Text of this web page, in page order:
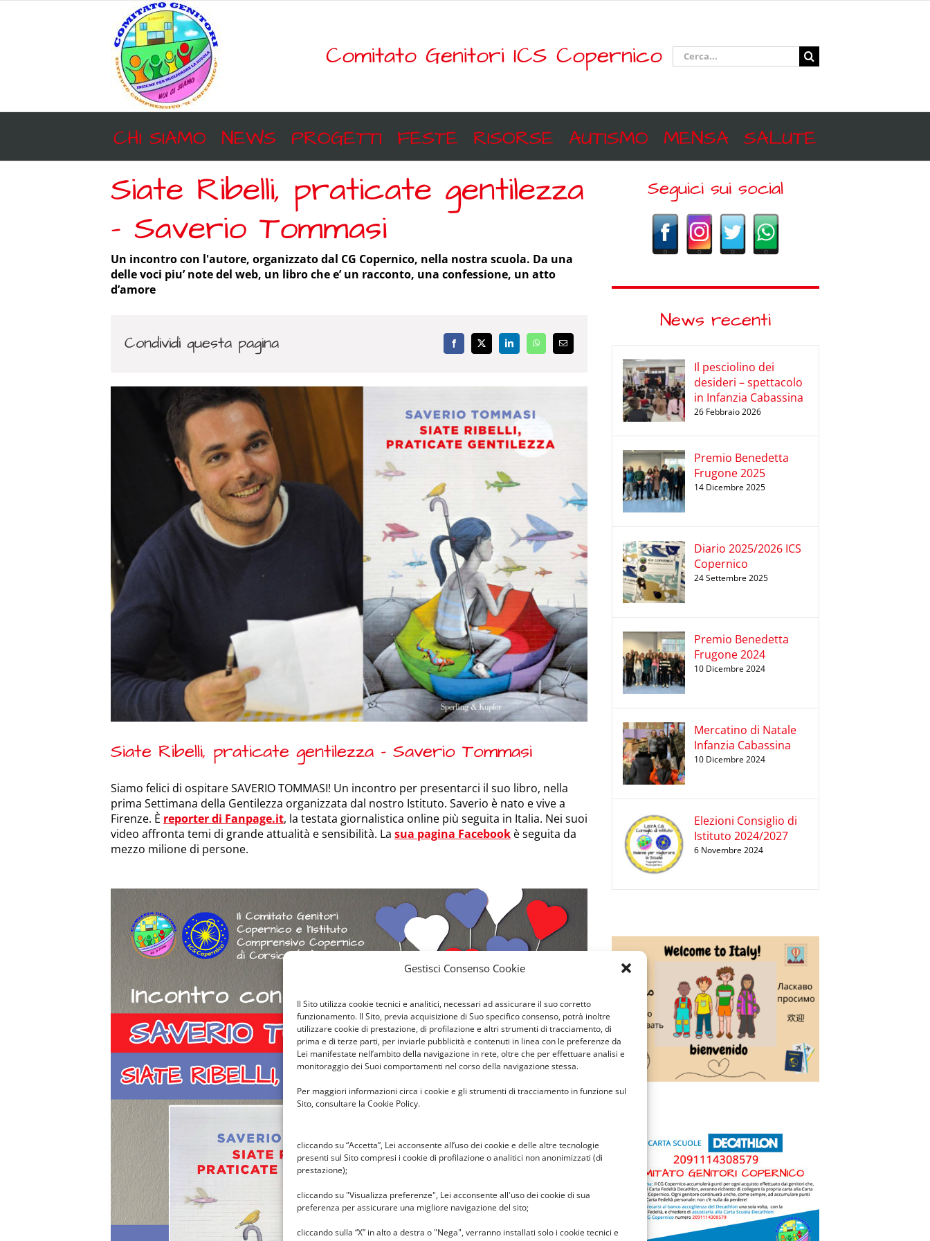
Gestisci Consenso Cookie
Il Sito utilizza cookie tecnici e analitici, necessari ad assicurare il suo corretto
funzionamento. Il Sito, previa acquisizione di Suo specifico consenso, potrà inoltre
utilizzare cookie di prestazione, di profilazione e altri strumenti di tracciamento, di
prima e di terze parti, per inviarle pubblicità e contenuti in linea con le preferenze da
Lei manifestate nell’ambito della navigazione in rete, oltre che per effettuare analisi e
monitoraggio dei Suoi comportamenti nel corso della navigazione stessa.
Per maggiori informazioni circa i cookie e gli strumenti di tracciamento in funzione sul
Sito, consultare la Cookie Policy.
cliccando su “Accetta”, Lei acconsente all’uso dei cookie e delle altre tecnologie
presenti sul Sito compresi i cookie di profilazione o analitici non anonimizzati (di
prestazione);
cliccando su "Visualizza preferenze", Lei acconsente all'uso dei cookie di sua
preferenza per assicurare una migliore navigazione del sito;
cliccando sulla “X” in alto a destra o "Nega", verranno installati solo i cookie tecnici e
Comitato Genitori ICS Copernico
Cerca
per:
CHI SIAMO NEWS PROGETTI FESTE RISORSE AUTISMO MENSA SALUTE
Siate Ribelli, praticate gentilezza
– Saverio Tommasi
Un incontro con l'autore, organizzato dal CG Copernico, nella nostra scuola. Da una
delle voci piu’ note del web, un libro che e’ un racconto, una confessione, un atto
d’amore
Condividi questa pagina Facebook
X LinkedInWhatsAppEmail
Siate Ribelli, praticate gentilezza – Saverio Tommasi
Siamo felici di ospitare SAVERIO TOMMASI! Un incontro per presentarci il suo libro, nella
prima Settimana della Gentilezza organizzata dal nostro Istituto. Saverio è nato e vive a
Firenze. È reporter di Fanpage.it, la testata giornalistica online più seguita in Italia. Nei suoi
video affronta temi di grande attualità e sensibilità. La sua pagina Facebook è seguita da
mezzo milione di persone.
Seguici sui social
News recenti
Il pesciolino dei
desideri – spettacolo
in Infanzia Cabassina
26 Febbraio 2026
Premio Benedetta
Frugone 2025
14 Dicembre 2025
Diario 2025/2026 ICS
Copernico
24 Settembre 2025
Premio Benedetta
Frugone 2024
10 Dicembre 2024
Mercatino di Natale
Infanzia Cabassina
10 Dicembre 2024
Elezioni Consiglio di
Istituto 2024/2027
6 Novembre 2024